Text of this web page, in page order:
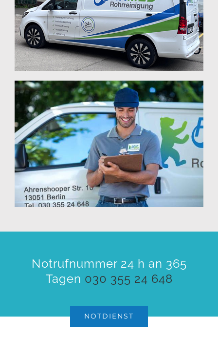
Notrufnummer 24 h an 365
Tagen 030 355 24 648
NOTDIENST